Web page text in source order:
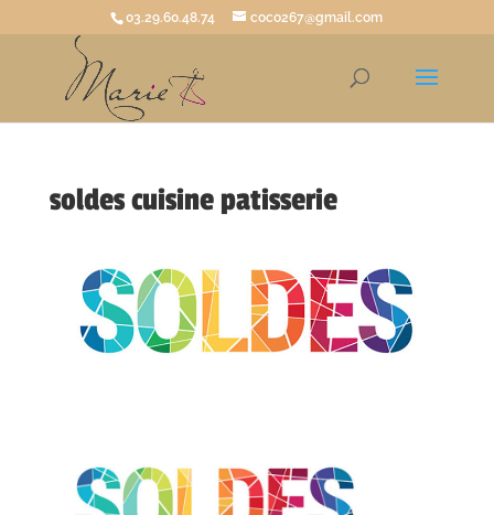
03.29.60.48.74 coco267@gmail.com
soldes cuisine patisserie